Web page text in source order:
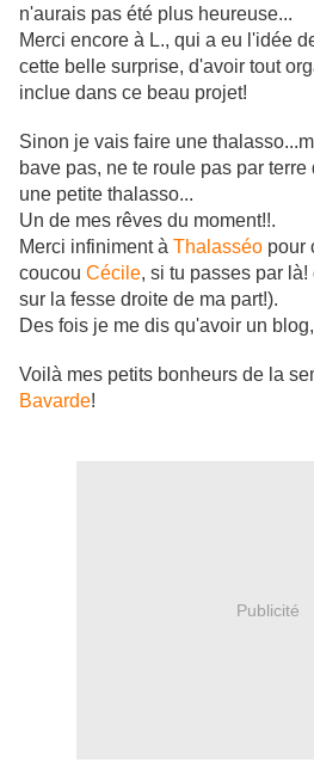
n'aurais pas été plus heureuse...
Merci encore à L., qui a eu l'idée
cette belle surprise, d'avoir tout
inclue dans ce beau projet!
Sinon je vais faire une
bave pas, ne te roule pas par
une petite thalasso...
Un de mes rêves du moment!!.
Merci infiniment à Thalasséo pour
coucou Cécile, si tu passes par
sur la fesse droite de ma part!).
Des fois je me dis qu'avoir un
Voilà mes petits bonheurs de la
Bavarde!
Publicité